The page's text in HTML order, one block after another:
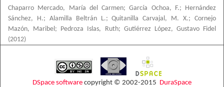
Chaparro Mercado, María del Carmen;García Ochoa, F.;
Hernández
Sánchez, H.; Alamilla Beltrán L.;Quitanilla Carvajal, M. X.;Cornejo
Mazón, Maribel ; Pedroza Islas, Ruth; Gutiérrez López, Gustavo Fidel
(2012)
DSpace software copyright © 2002-2015 DuraSpace